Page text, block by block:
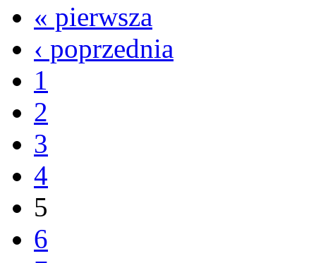
« pierwsza
‹ poprzednia
1
2
3
4
5
6